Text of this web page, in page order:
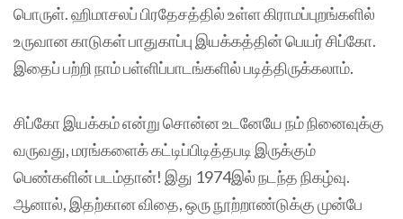
பொருள். ஹிமாசலப் பிரதேசத்தில் உள்ள கிராமப்புறங்களில்
உருவான காடுகள் பாதுகாப்பு இயக்கத்தின் பெயர் சிப்கோ.
இதைப் பற்றி நாம் பள்ளிப்பாடங்களில் படித்திருக்கலாம்.
சிப்கோ இயக்கம் என்று சொன்ன உடனேயே நம் நினைவுக்கு
வருவது, மரங்களைக் கட்டிப்பிடித்தபடி இருக்கும்
பெண்களின் படம்தான்! இது 1974இல் நடந்த நிகழ்வு.
ஆனால், இதற்கான விதை, ஒரு நூற்றாண்டுக்கு முன்பே